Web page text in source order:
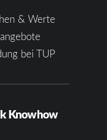
& Werte
bei TUP
Knowhow